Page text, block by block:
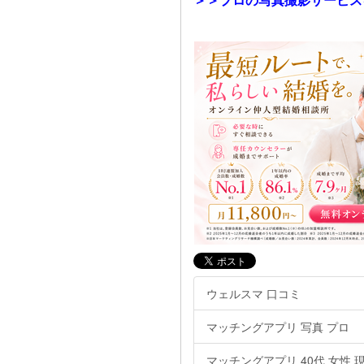
ウェルスマ 口コミ
マッチングアプリ 写真 プロ
マッチングアプリ 40代 女性